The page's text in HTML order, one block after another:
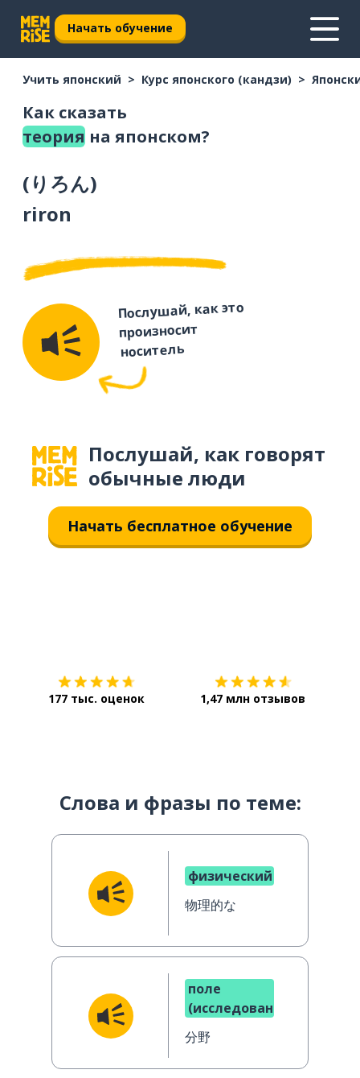
Начать обучение
Учить японский Курс японского (кандзи)
Как сказать
теория на японском?
(りろん)
riron
Послушай, как это
произносит
носитель
Послушай, как говорят
обычные люди
Начать бесплатное обучение
177 тыс. оценок 1,47 млн отзывов
Слова и фразы по теме:
физический
物理的な
поле
(исследования)
分野